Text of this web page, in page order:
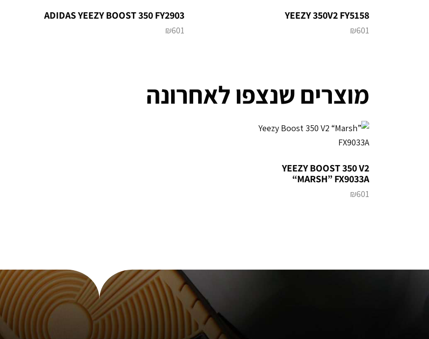
YEEZY 350V2 FY5158
₪601
ADIDAS YEEZY BOOST 350 FY2903
₪601
מוצרים שנצפו לאחרונה
YEEZY BOOST 350 V2
“MARSH” FX9033A
₪601